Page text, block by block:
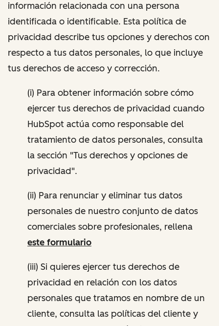
información relacionada con una persona
identificada o identificable. Esta política de
privacidad describe tus opciones y derechos con
respecto a tus datos personales, lo que incluye
tus derechos de acceso y corrección.
(i) Para obtener información sobre cómo
ejercer tus derechos de privacidad cuando
HubSpot actúa como responsable del
tratamiento de datos personales, consulta
la sección "Tus derechos y opciones de
privacidad".
(ii) Para renunciar y eliminar tus datos
personales de nuestro conjunto de datos
comerciales sobre profesionales, rellena
este formulario
(iii) Si quieres ejercer tus derechos de
privacidad en relación con los datos
personales que tratamos en nombre de un
cliente, consulta las políticas del cliente y